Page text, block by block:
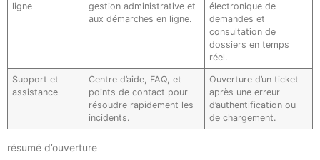
ligne
gestion administrative et
aux démarches en ligne.
électronique de
demandes et
consultation de
dossiers en temps
réel.
Support et
assistance
Centre d’aide, FAQ, et
points de contact pour
résoudre rapidement les
incidents.
Ouverture d’un ticket
après une erreur
d’authentification ou
de chargement.
résumé d’ouverture